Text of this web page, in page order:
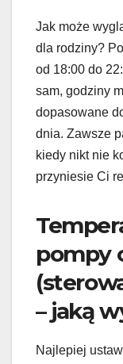
Jak może
dla rodziny?
od 18:00 do
sam, godziny
dopasowane
dnia. Zawsze
kiedy nikt nie
przyniesie Ci
pompy
– jaką
Najlepiej